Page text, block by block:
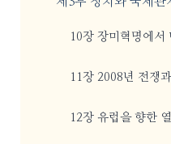
10장 장미혁명에서
11장 2008년 전쟁
12장 유럽을 향한